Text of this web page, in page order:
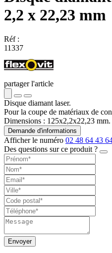
2,2 x 22,23 mm
Réf :
11337
partager l'article
Disque diamant laser.
Pour la coupe de matériaux de
Dimensions : 125x2,2x22,23 mm.
Demande d'informations
Afficher le numéro 02 48 64 43
Des questions sur ce produit ?
Envoyer